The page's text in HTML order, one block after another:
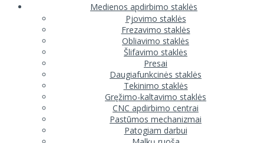
Medienos apdirbimo staklės
Pjovimo staklės
Frezavimo staklės
Obliavimo staklės
Šlifavimo staklės
Presai
Daugiafunkcinės staklės
Tekinimo staklės
Gręžimo-kaltavimo staklės
CNC apdirbimo centrai
Pastūmos mechanizmai
Patogiam darbui